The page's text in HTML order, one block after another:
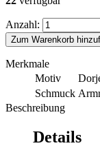
Anzahl:
Zum Warenkorb
Merkmale
Motiv
Schmuck
Beschreibung
Details